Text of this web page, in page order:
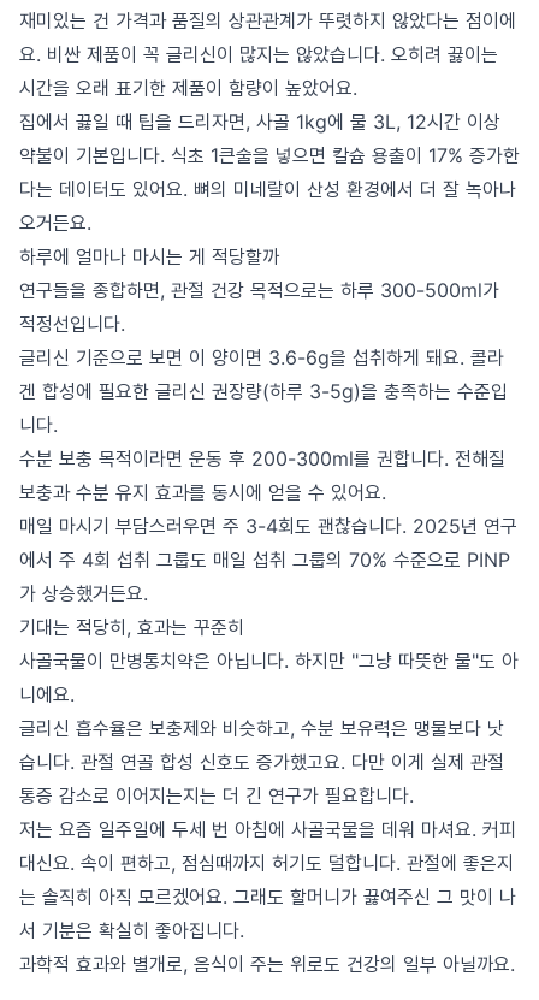
재미있는 건 가격과 품질의 상관관계가 뚜렷하지 않았다는 점이에
요. 비싼 제품이 꼭 글리신이 많지는 않았습니다. 오히려 끓이는
시간을 오래 표기한 제품이 함량이 높았어요.
집에서 끓일 때 팁을 드리자면, 사골 1kg에 물 3L, 12시간 이상
약불이 기본입니다. 식초 1큰술을 넣으면 칼슘 용출이 17% 증가한
다는 데이터도 있어요. 뼈의 미네랄이 산성 환경에서 더 잘 녹아나
오거든요.
하루에 얼마나 마시는 게 적당할까
연구들을 종합하면, 관절 건강 목적으로는 하루 300-500ml가
적정선입니다.
글리신 기준으로 보면 이 양이면 3.6-6g을 섭취하게 돼요. 콜라
겐 합성에 필요한 글리신 권장량(하루 3-5g)을 충족하는 수준입
니다.
수분 보충 목적이라면 운동 후 200-300ml를 권합니다. 전해질
보충과 수분 유지 효과를 동시에 얻을 수 있어요.
매일 마시기 부담스러우면 주 3-4회도 괜찮습니다. 2025년 연구
에서 주 4회 섭취 그룹도 매일 섭취 그룹의 70% 수준으로 PINP
가 상승했거든요.
기대는 적당히, 효과는 꾸준히
사골국물이 만병통치약은 아닙니다. 하지만 "그냥 따뜻한 물"도 아
니에요.
글리신 흡수율은 보충제와 비슷하고, 수분 보유력은 맹물보다 낫
습니다. 관절 연골 합성 신호도 증가했고요. 다만 이게 실제 관절
통증 감소로 이어지는지는 더 긴 연구가 필요합니다.
저는 요즘 일주일에 두세 번 아침에 사골국물을 데워 마셔요. 커피
대신요. 속이 편하고, 점심때까지 허기도 덜합니다. 관절에 좋은지
는 솔직히 아직 모르겠어요. 그래도 할머니가 끓여주신 그 맛이 나
서 기분은 확실히 좋아집니다.
과학적 효과와 별개로, 음식이 주는 위로도 건강의 일부 아닐까요.